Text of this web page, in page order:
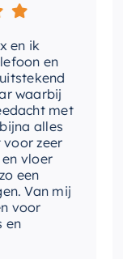
en
met
alles
zeer
mij